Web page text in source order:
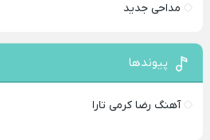
مداحی جدید
پیوندها
آهنگ رضا کرمی تارا